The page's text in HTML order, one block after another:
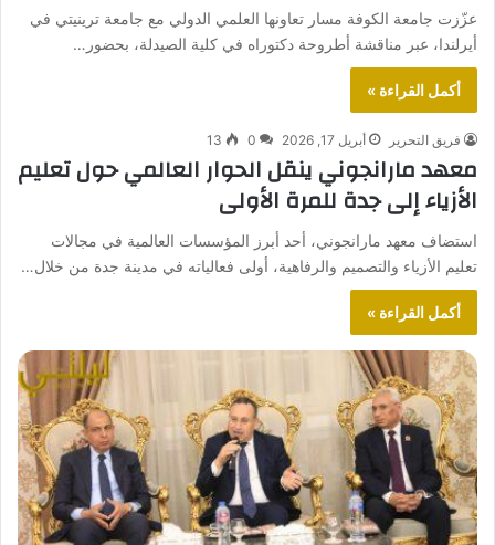
عزّزت جامعة الكوفة مسار تعاونها العلمي الدولي مع جامعة ترينيتي في
أيرلندا، عبر مناقشة أطروحة دكتوراه في كلية الصيدلة، بحضور…
أكمل القراءة »
فريق التحرير أبريل 17, 2026 0
13
معهد مارانجوني ينقل الحوار العالمي حول تعليم
الأزياء إلى جدة للمرة الأولى
استضاف معهد مارانجوني، أحد أبرز المؤسسات العالمية في مجالات
تعليم الأزياء والتصميم والرفاهية، أولى فعالياته في مدينة جدة من خلال…
أكمل القراءة »